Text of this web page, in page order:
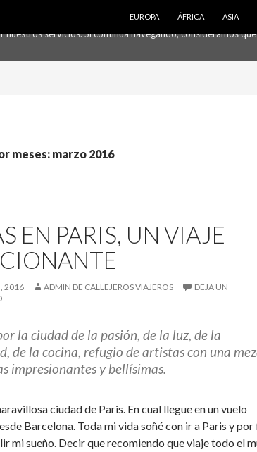
servicios. Si continúa navegando, consideramos
EUROPA
ÁFRICA ASIA
meses: marzo 2016
EN PARIS, UN VIAJE
2016 ADMIN DE CALLEJEROS VIAJEROS
DEJA UN
la ciudad de la pasión, de la luz, de la
de la cocina, refugio de artistas con una
impresionantes y bellísimas.
ciudad de Paris. En cual llegue en un vuelo
Barcelona. Toda mi vida soñé con ir a Paris y por
mi sueño. Decir que recomiendo que viaje todo el